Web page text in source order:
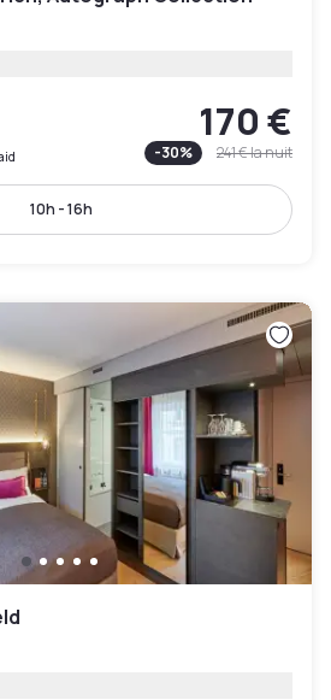
170 €
-30% 241 €la nuit
10h - 16h